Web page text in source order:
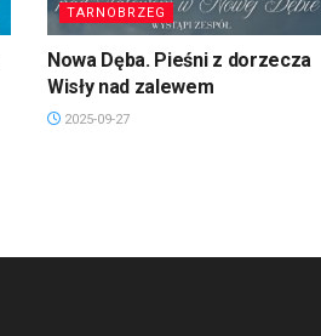
TARNOBRZEG
Nowa Dęba. Pieśni z dorzecza
Wisły nad zalewem
2025-09-27